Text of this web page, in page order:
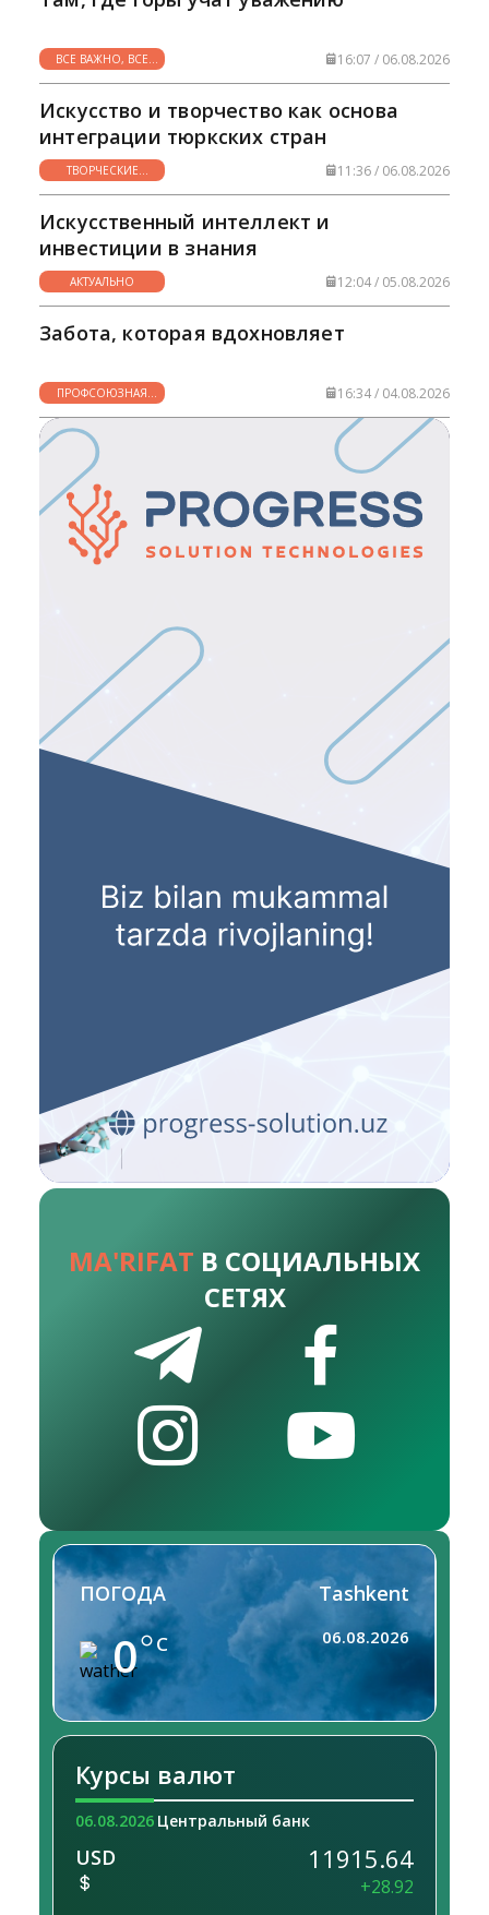
ответственных граждан, способных внести
Конституционные нормы, закрепляющие
право на образование, становятся
гармоничного развития Узбекистана в
современном мире.
ВСЕ ВАЖНО, ВСЕ
НУЖНО
16:07 / 06.08.2026
Искусство и творчество как основа
интеграции тюркских стран
ТВОРЧЕСКИЕ
ГОРИЗОНТЫ
11:36 / 06.08.2026
Искусственный интеллект и
инвестиции в знания
АКТУАЛЬНО 12:04 / 05.08.2026
Забота, которая вдохновляет
ПРОФСОЮЗНАЯ
ЖИЗНЬ
16:34 / 04.08.2026
MA'RIFAT В СОЦИАЛЬНЫХ
СЕТЯХ
ПОГОДА
0 C
Tashkent
06.08.2026
Курсы валют
06.08.2026 Центральный банк
USD 11915.64
+28.92